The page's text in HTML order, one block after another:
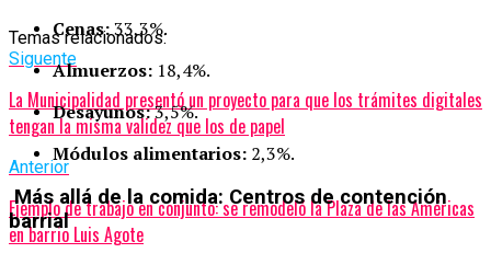
Temas relacionados:
Siguente
La Municipalidad presentó un proyecto para que los trámites digitales
tengan la misma validez que los de papel
Anterior
Ejemplo de trabajo en conjunto: se remodeló la Plaza de las Américas
en barrio Luis Agote
Cenas:33,3%.
Almuerzos: 18,4%.
Desayunos:3,5%.
Módulos alimentarios: 2,3%.
Más allá de la comida: Centros de contención
barrial